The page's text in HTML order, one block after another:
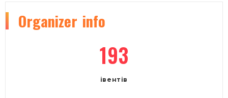
Organizer info
193
івентів